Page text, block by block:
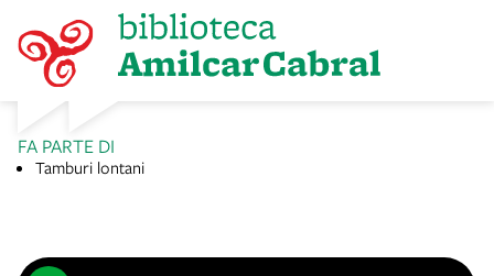
FA PARTE DI
Tamburi lontani